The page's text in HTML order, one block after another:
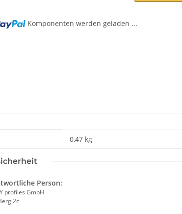
Komponenten werden geladen ...
0,47 kg
Person:
profiles GmbH
2c